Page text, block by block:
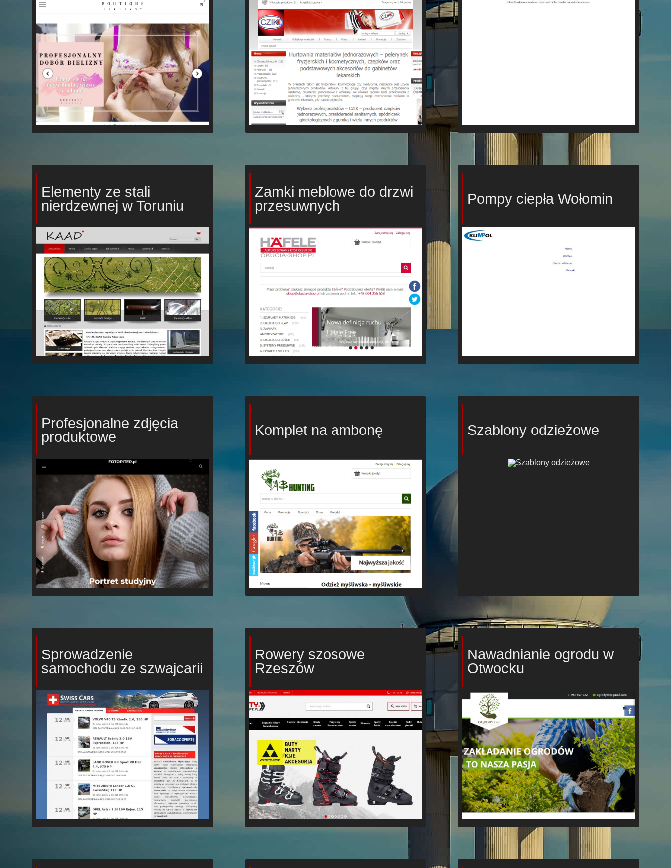
Elementy ze stali
nierdzewnej w Toruniu
Zamki meblowe do drzwi
przesuwnych
Pompy ciepła Wołomin
Profesjonalne zdjęcia
produktowe
Komplet na ambonę Szablony odzieżowe
Sprowadzenie
samochodu ze szwajcarii
Rowery szosowe
Rzeszów
Nawadnianie ogrodu w
Otwocku